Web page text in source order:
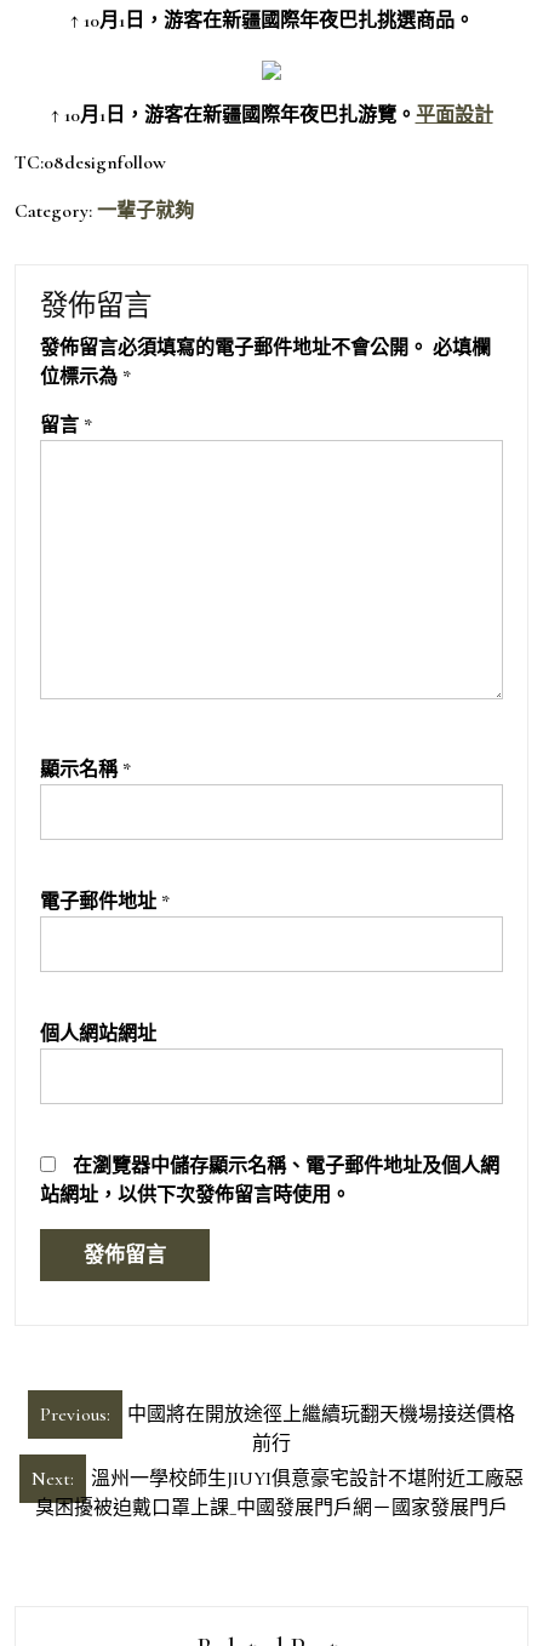
↑ 10月1日，游客在新疆國際年夜巴扎挑選商品。
↑ 10月1日，游客在新疆國際年夜巴扎游覽。 平面設計
TC:08designfollow
Category: 一輩子就夠
發佈留言
發佈留言必須填寫的電子郵件地址不會公開。 必填欄
位標示為 *
留言 *
顯示名稱 *
電子郵件地址 *
個人網站網址
在瀏覽器中儲存顯示名稱、電子郵件地址及個人網
站網址，以供下次發佈留言時使用。
文
章
導
覽
Previous:
中國將在開放途徑上繼續玩翻天機場接送價格
前行
Next:
溫州一學校師生JIUYI俱意豪宅設計不堪附近工廠惡
臭困擾被迫戴口罩上課_中國發展門戶網－國家發展門戶